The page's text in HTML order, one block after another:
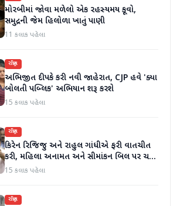
મોરબીમાં જોવા મળેલો એક રહસ્યમય કૂવો,
સમુદ્રની જેમ હિલોળા ખાતું પાણી
11 કલાક પહેલા
રાષ્ટ્રીય
અભિજીત દીપકે કરી નવી જાહેરાત, CJP હવે 'ક્યા
બોલતી પબ્લિક' અભિયાન શરૂ કરશે
15 કલાક પહેલા
રાષ્ટ્રીય
કિરેન રિજિજુ અને રાહુલ ગાંધીએ ફરી વાતચીત
કરી, મહિલા અનામત અને સીમાંકન બિલ પર ચર્ચા
કરી
15 કલાક પહેલા
રાષ્ટ્રીય